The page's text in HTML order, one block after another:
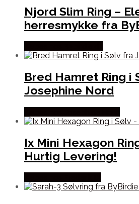
Njord Slim Ring –
herresmykke fra
Bred Hamret Ring i
Josephine Nord
Ix Mini Hexagon
Hurtig Levering!